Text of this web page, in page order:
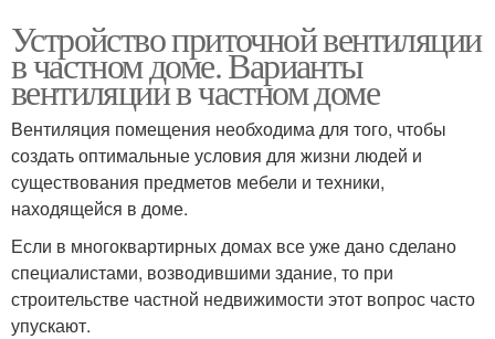
Устройство приточной вентиляции
в частном доме. Варианты
вентиляции в частном доме
Вентиляция помещения необходима для того, чтобы
создать оптимальные условия для жизни людей и
существования предметов мебели и техники,
находящейся в доме.
Если в многоквартирных домах все уже дано сделано
специалистами, возводившими здание, то при
строительстве частной недвижимости этот вопрос часто
упускают.